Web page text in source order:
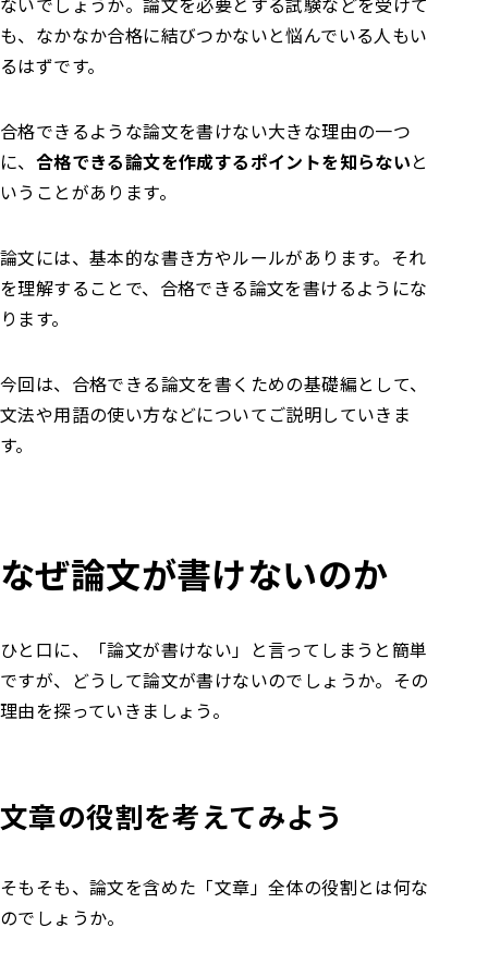
も、なかなか合格に結びつかないと悩んでいる人もい
るはずです。
合格できるような論文を書けない大きな理由の一つ
に、 合格できる論文を作成するポイントを知らないと
いうことがあります。
論文には、基本的な書き方やルールがあります。それ
を理解することで、合格できる論文を書けるようにな
ります。
今回は、合格できる論文を書くための基礎編として、
文法や用語の使い方などについてご説明していきま
す。
なぜ論文が書けないのか
ひと口に、「論文が書けない」と言ってしまうと簡単
ですが、どうして論文が書けないのでしょうか。その
理由を探っていきましょう。
文章の役割を考えてみよう
そもそも、論文を含めた「文章」全体の役割とは何な
のでしょうか。